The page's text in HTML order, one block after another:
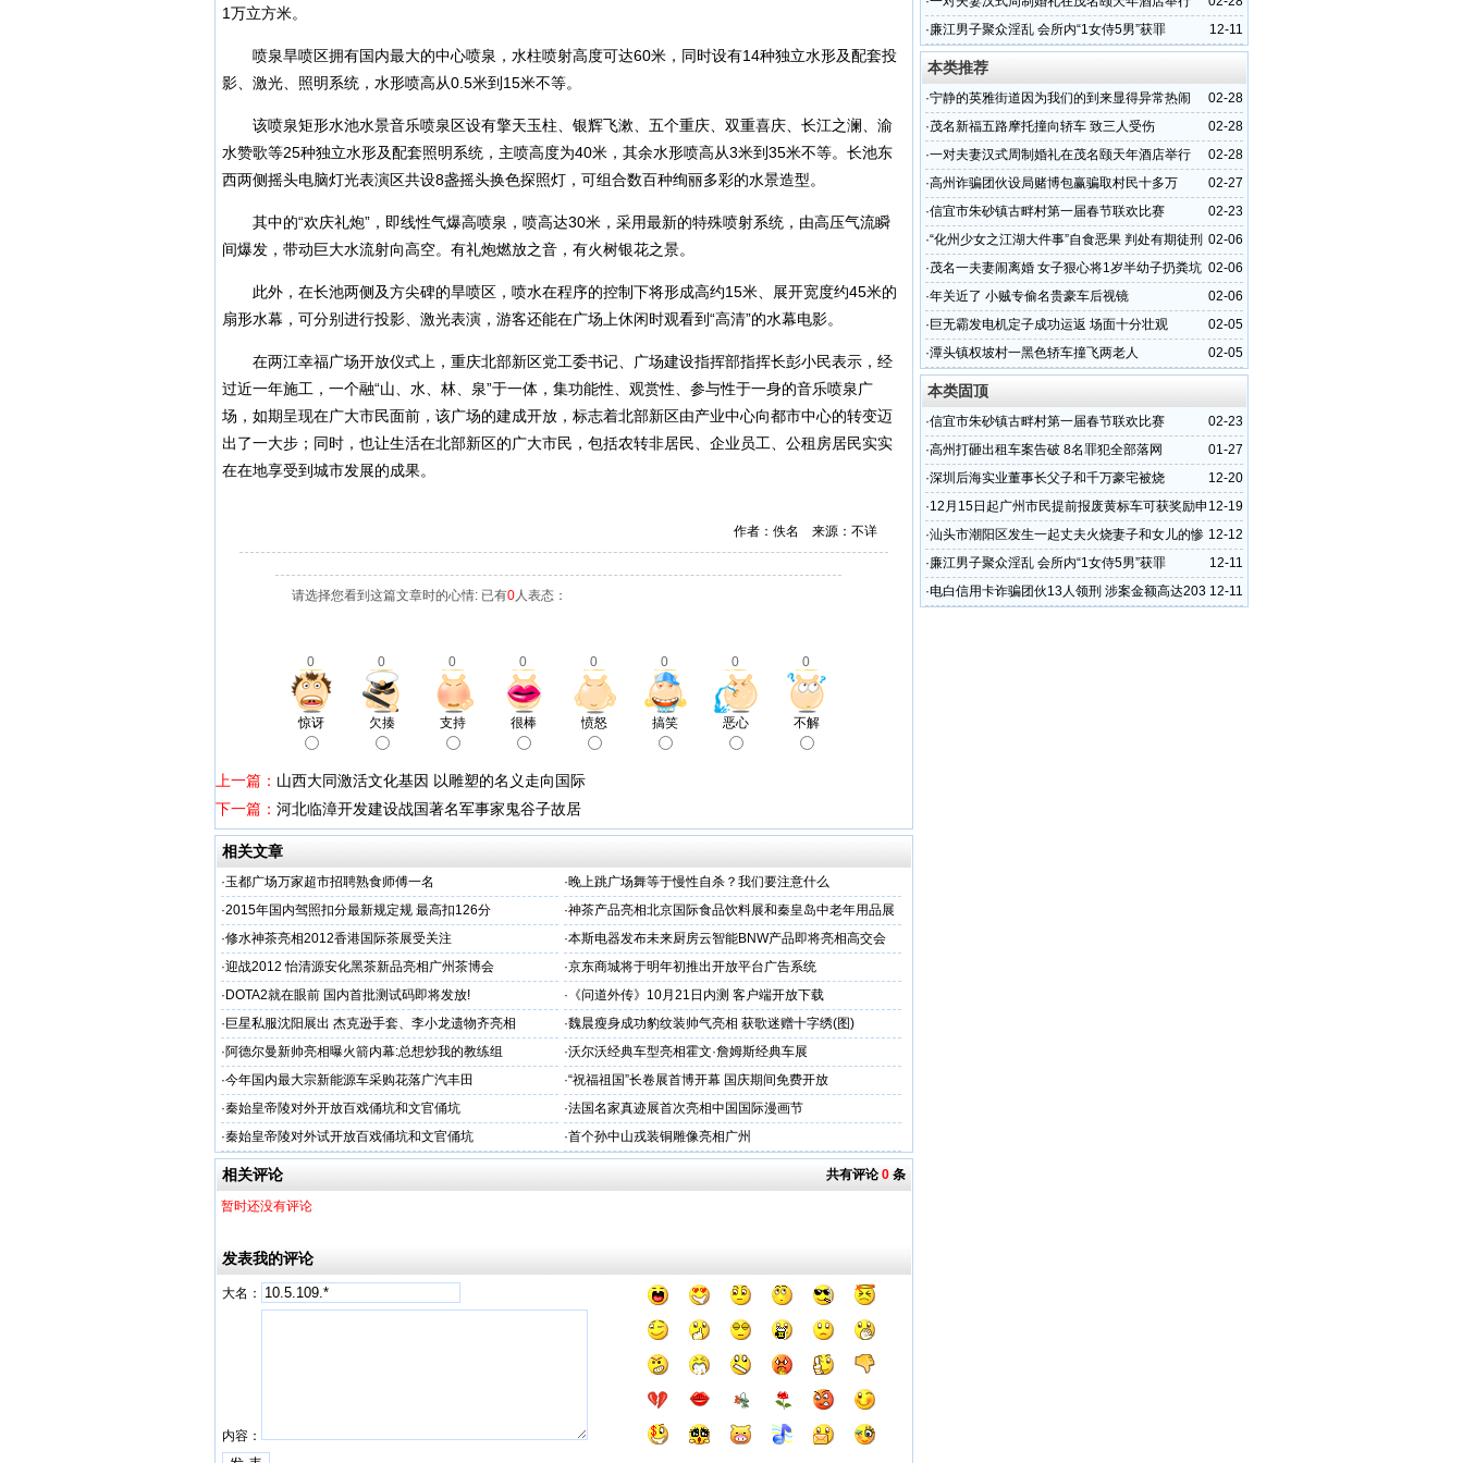
1万立方米。
喷泉旱喷区拥有国内最大的中心喷泉，水柱喷射高度可达60米，同时设有14种独立水形及配套投
影、激光、照明系统，水形喷高从0.5米到15米不等。
该喷泉矩形水池水景音乐喷泉区设有擎天玉柱、银辉飞漱、五个重庆、双重喜庆、长江之澜、渝
水赞歌等25种独立水形及配套照明系统，主喷高度为40米，其余水形喷高从3米到35米不等。长池东
西两侧摇头电脑灯光表演区共设8盏摇头换色探照灯，可组合数百种绚丽多彩的水景造型。
其中的“欢庆礼炮”，即线性气爆高喷泉，喷高达30米，采用最新的特殊喷射系统，由高压气流瞬
间爆发，带动巨大水流射向高空。有礼炮燃放之音，有火树银花之景。
此外，在长池两侧及方尖碑的旱喷区，喷水在程序的控制下将形成高约15米、展开宽度约45米的
扇形水幕，可分别进行投影、激光表演，游客还能在广场上休闲时观看到“高清”的水幕电影。
在两江幸福广场开放仪式上，重庆北部新区党工委书记、广场建设指挥部指挥长彭小民表示，经
过近一年施工，一个融“山、水、林、泉”于一体，集功能性、观赏性、参与性于一身的音乐喷泉广
场，如期呈现在广大市民面前，该广场的建成开放，标志着北部新区由产业中心向都市中心的转变迈
出了一大步；同时，也让生活在北部新区的广大市民，包括农转非居民、企业员工、公租房居民实实
在在地享受到城市发展的成果。
作者：佚名 来源：不详
请选择您看到这篇文章时的心情: 已有0人表态：
0 0 0 0 0 0 0 0
惊讶 欠揍 支持 很棒 愤怒 搞笑 恶心 不解
上一篇： 山西大同激活文化基因 以雕塑的名义走向国际
下一篇： 河北临漳开发建设战国著名军事家鬼谷子故居
相关文章
·玉都广场万家超市招聘熟食师傅一名 ·晚上跳广场舞等于慢性自杀？我们要注意什么
·2015年国内驾照扣分最新规定规 最高扣126分 ·神茶产品亮相北京国际食品饮料展和秦皇岛中老年用品展
示会
·修水神茶亮相2012香港国际茶展受关注 ·本斯电器发布未来厨房云智能BNW产品即将亮相高交会
·迎战2012 怡清源安化黑茶新品亮相广州茶博会 ·京东商城将于明年初推出开放平台广告系统
· DOTA2就在眼前 国内首批测试码即将发放! · 《问道外传》10月21日内测 客户端开放下载
· 巨星私服沈阳展出 杰克逊手套、李小龙遗物齐亮相 ·魏晨瘦身成功豹纹装帅气亮相 获歌迷赠十字绣(图)
·阿德尔曼新帅亮相曝火箭内幕:总想炒我的教练组 ·沃尔沃经典车型亮相霍文·詹姆斯经典车展
·今年国内最大宗新能源车采购花落广汽丰田 ·“祝福祖国”长卷展首博开幕 国庆期间免费开放
·秦始皇帝陵对外开放百戏俑坑和文官俑坑 ·法国名家真迹展首次亮相中国国际漫画节
·秦始皇帝陵对外试开放百戏俑坑和文官俑坑 ·首个孙中山戎装铜雕像亮相广州
共有评论0 条
相关评论
暂时还没有评论
发表我的评论
大名：
内容：
12-11
·廉江男子聚众淫乱 会所内“1女侍5男”获罪
本类推荐
02-28
·宁静的英雅街道因为我们的到来显得异常热闹
02-28
·茂名新福五路摩托撞向轿车 致三人受伤
02-28
·一对夫妻汉式周制婚礼在茂名颐天年酒店举行
02-27
·高州诈骗团伙设局赌博包赢骗取村民十多万
02-23
·信宜市朱砂镇古畔村第一届春节联欢比赛
02-06
·“化州少女之江湖大件事”自食恶果 判处有期徒刑
一年
02-06
·茂名一夫妻闹离婚 女子狠心将1岁半幼子扔粪坑
淹死
02-06
·年关近了 小贼专偷名贵豪车后视镜
02-05
· 巨无霸发电机定子成功运返 场面十分壮观
02-05
·潭头镇权坡村一黑色轿车撞飞两老人
本类固顶
02-23
·信宜市朱砂镇古畔村第一届春节联欢比赛
01-27
·高州打砸出租车案告破 8名罪犯全部落网
12-20
·深圳后海实业董事长父子和千万豪宅被烧
12-19
·12月15日起广州市民提前报废黄标车可获奖励申
请
12-12
·汕头市潮阳区发生一起丈夫火烧妻子和女儿的惨
剧
12-11
·廉江男子聚众淫乱 会所内“1女侍5男”获罪
12-11
·电白信用卡诈骗团伙13人领刑 涉案金额高达203